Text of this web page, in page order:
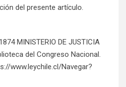
del presente artículo.
MINISTERIO DE JUSTICIA
del Congreso Nacional.
www.leychile.cl/Navegar?